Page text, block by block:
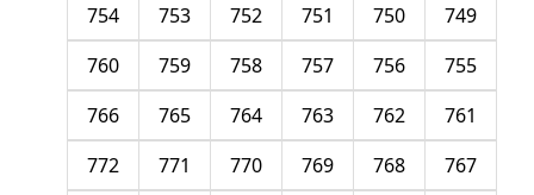
749
750
751
752
753
754
755
756
757
758
759
760
761
762
763
764
765
766
767
768
769
770
771
772